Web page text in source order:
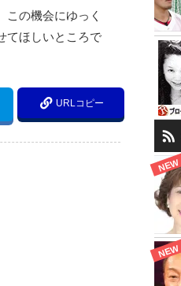
の機会にゆっく
てほしいところで
URLコピー